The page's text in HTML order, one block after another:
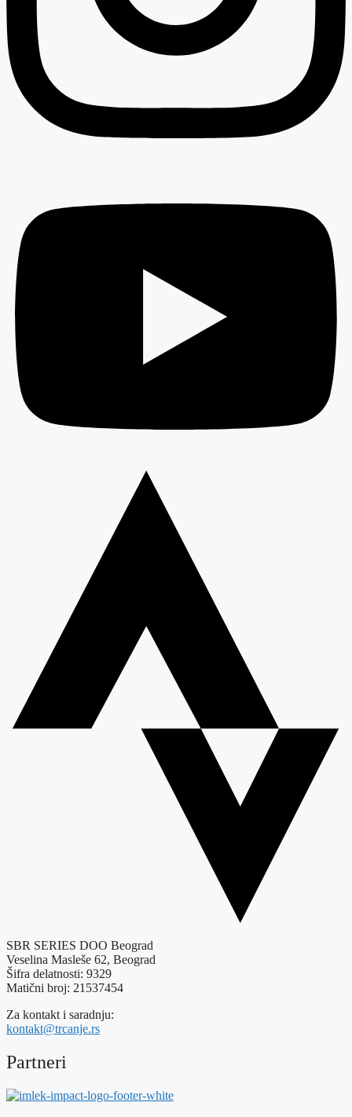
SBR SERIES DOO Beograd
Veselina Masleše 62, Beograd
Šifra delatnosti: 9329
Matični broj: 21537454
Za kontakt i saradnju:
kontakt@trcanje.rs
Partneri